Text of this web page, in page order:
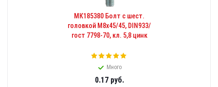
МК185380 Болт с шест.
головкой М8x45/45, DIN933/
гост 7798-70, кл. 5,8 цинк
Много
0.17руб.